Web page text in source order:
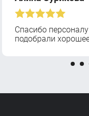
Спасибо
подобрали